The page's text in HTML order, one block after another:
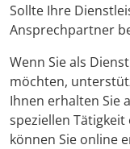
Sollte Ihre
Ansprechpartner
Wenn Sie als
möchten,
Ihnen erhalten Sie
speziellen
können Sie online